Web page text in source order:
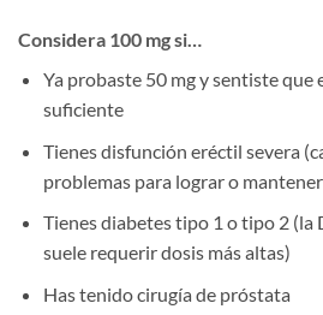
Considera 100 mg si…
Ya probaste 50 mg y sentiste que
suficiente
Tienes disfunción eréctil severa
problemas para lograr o
Tienes diabetes tipo 1 o tipo 2 (la
suele requerir dosis más altas)
Has tenido cirugía de próstata